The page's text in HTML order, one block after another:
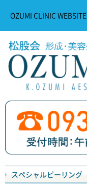
OZUMI CLINIC WEBSITE
スペシャルピーリング